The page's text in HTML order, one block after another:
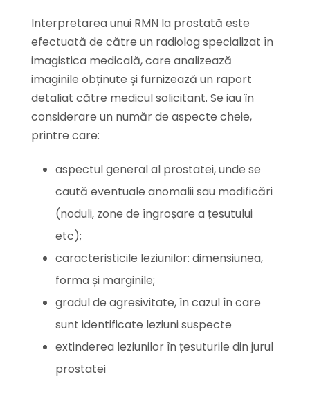
Interpretarea unui RMN la prostată este
efectuată de către un radiolog specializat în
imagistica medicală, care analizează
imaginile obținute și furnizează un raport
detaliat către medicul solicitant. Se iau în
considerare un număr de aspecte cheie,
printre care:
aspectul general al prostatei, unde se
caută eventuale anomalii sau modificări
(noduli, zone de îngroșare a țesutului
etc);
caracteristicile leziunilor: dimensiunea,
forma și marginile;
gradul de agresivitate, în cazul în care
sunt identificate leziuni suspecte
extinderea leziunilor în țesuturile din jurul
prostatei